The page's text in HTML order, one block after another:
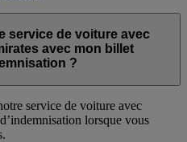
service de voiture avec
avec mon billet
?
service de voiture avec
lorsque vous